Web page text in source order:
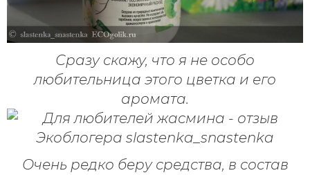
Сразу скажу, что я не особо
любительница этого цветка и его
аромата.
Очень редко беру средства, в состав